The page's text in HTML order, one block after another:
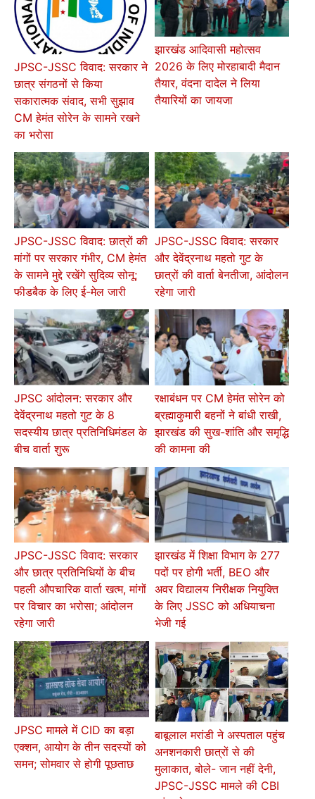
JPSC-JSSC विवाद: सरकार ने
छात्र संगठनों से किया
सकारात्मक संवाद, सभी सुझाव
CM हेमंत सोरेन के सामने रखने
का भरोसा
झारखंड आदिवासी महोत्सव
2026 के लिए मोरहाबादी मैदान
तैयार, वंदना दादेल ने लिया
तैयारियों का जायजा
JPSC-JSSC विवाद: छात्रों की
मांगों पर सरकार गंभीर, CM हेमंत
के सामने मुद्दे रखेंगे सुदिव्य सोनू;
फीडबैक के लिए ई-मेल जारी
JPSC-JSSC विवाद: सरकार
और देवेंद्रनाथ महतो गुट के
छात्रों की वार्ता बेनतीजा, आंदोलन
रहेगा जारी
JPSC आंदोलन: सरकार और
देवेंद्रनाथ महतो गुट के 8
सदस्यीय छात्र प्रतिनिधिमंडल के
बीच वार्ता शुरू
रक्षाबंधन पर CM हेमंत सोरेन को
ब्रह्माकुमारी बहनों ने बांधी राखी,
झारखंड की सुख-शांति और समृद्धि
की कामना की
JPSC-JSSC विवाद: सरकार
और छात्र प्रतिनिधियों के बीच
पहली औपचारिक वार्ता खत्म, मांगों
पर विचार का भरोसा; आंदोलन
रहेगा जारी
झारखंड में शिक्षा विभाग के 277
पदों पर होगी भर्ती, BEO और
अवर विद्यालय निरीक्षक नियुक्ति
के लिए JSSC को अधियाचना
भेजी गई
JPSC मामले में CID का बड़ा
एक्शन, आयोग के तीन सदस्यों को
समन; सोमवार से होगी पूछताछ
बाबूलाल मरांडी ने अस्पताल पहुंच
अनशनकारी छात्रों से की
मुलाकात, बोले- जान नहीं देनी,
JPSC-JSSC मामले की CBI